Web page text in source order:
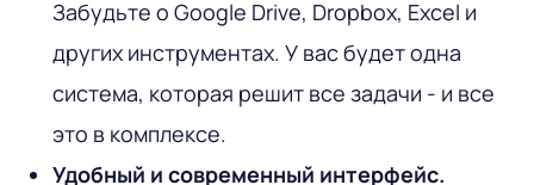
Забудьте о Google Drive, Dropbox, Excel и
других инструментах. У вас будет одна
система, которая решит все задачи - и все
это в комплексе.
Удобный и современный интерфейс.